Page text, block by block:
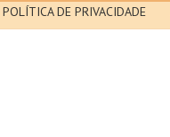
POLÍTICA DE PRIVACIDADE